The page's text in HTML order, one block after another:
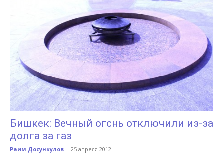
Бишкек: Вечный огонь отключили из-за
долга за газ
Раим Досункулов - 25 апреля 2012